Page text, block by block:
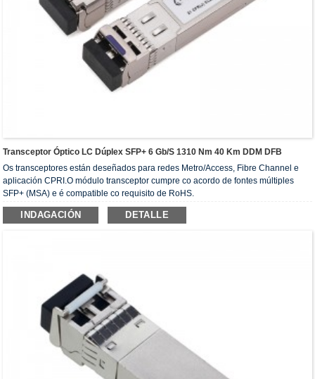
Transceptor Óptico LC Dúplex SFP+ 6 Gb/s 1310 Nm 40 Km DDM DFB
Os transceptores están deseñados para redes Metro/Access, Fibre Channel e
aplicación CPRI.O módulo transceptor cumpre co acordo de fontes múltiples
SFP+ (MSA) e é compatible co requisito de RoHS.
INDAGACIÓN DETALLE